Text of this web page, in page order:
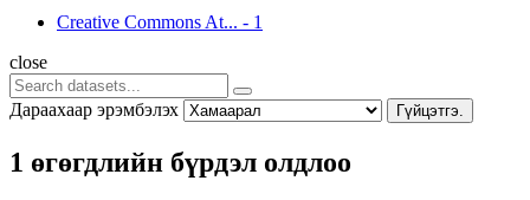
Creative Commons At... - 1
close
Дараахаар эрэмбэлэх Гүйцэтгэ.
1 өгөгдлийн бүрдэл олдлоо